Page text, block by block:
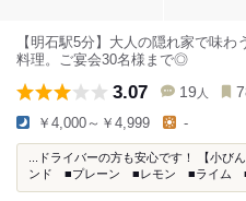
【明石駅5分】大人の隠れ家で味
料理。ご宴会30名様まで◎
3.07 19 人
￥4,000～￥4,999 -
...ドライバーの方も安心です！ 【小
ンド ■プレーン ■レモン ■ライム